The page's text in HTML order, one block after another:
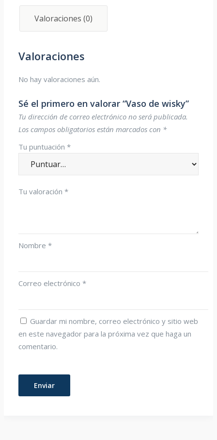
Valoraciones (0)
Valoraciones
No hay valoraciones aún.
Sé el primero en valorar “Vaso de wisky”
Tu dirección de correo electrónico no será publicada.
Los campos obligatorios están marcados con *
Tu puntuación *
Tu valoración *
Nombre *
Correo electrónico *
Guardar mi nombre, correo electrónico y sitio web
en este navegador para la próxima vez que haga un
comentario.